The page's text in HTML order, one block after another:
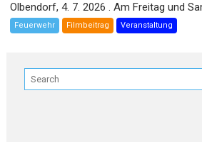
Olbendorf, 4. 7. 2026 . Am Freitag und
Feuerwehr Filmbeitrag Veranstaltung